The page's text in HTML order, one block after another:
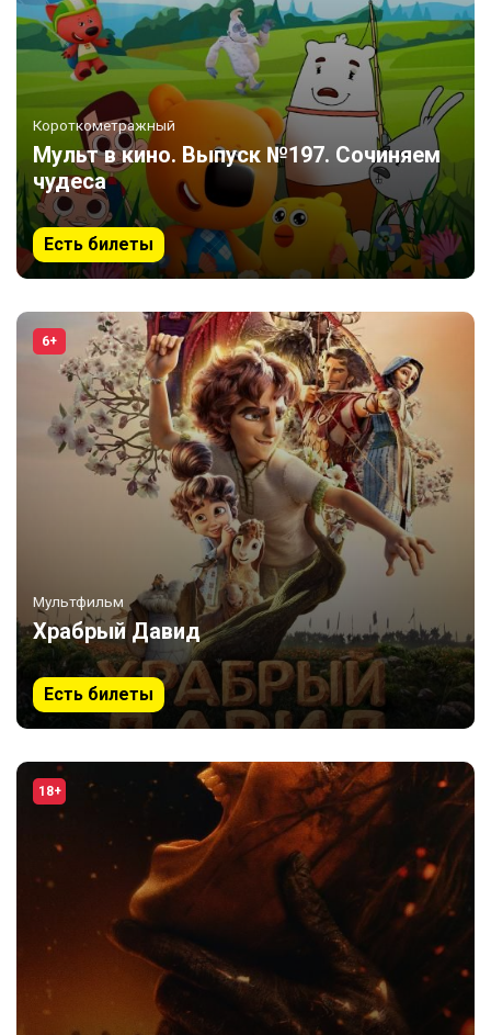
Короткометражный
Мульт в кино. Выпуск №197. Сочиняем
чудеса
Есть билеты
6+
Мультфильм
Храбрый Давид
Есть билеты
18+